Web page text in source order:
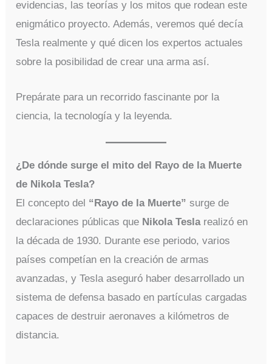
evidencias, las teorías y los mitos que rodean este
enigmático proyecto. Además, veremos qué decía
Tesla realmente y qué dicen los expertos actuales
sobre la posibilidad de crear una arma así.
Prepárate para un recorrido fascinante por la
ciencia, la tecnología y la leyenda.
¿De dónde surge el mito del Rayo de la Muerte
de Nikola Tesla?
El concepto del “Rayo de la Muerte” surge de
declaraciones públicas que Nikola Teslarealizó en
la década de 1930. Durante ese periodo, varios
países competían en la creación de armas
avanzadas, y Tesla aseguró haber desarrollado un
sistema de defensa basado en partículas cargadas
capaces de destruir aeronaves a kilómetros de
distancia.